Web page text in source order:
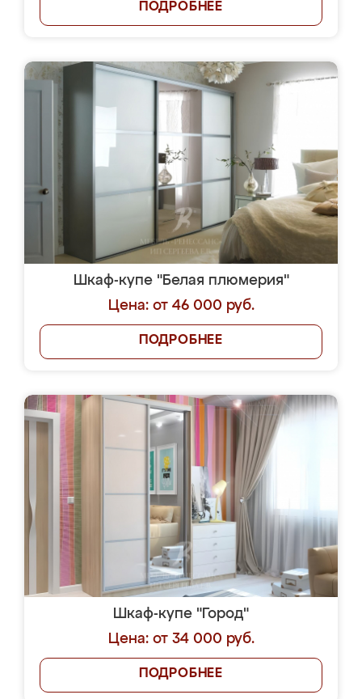
ПОДРОБНЕЕ
Шкаф-купе "Белая плюмерия"
Цена: от 46 000 руб.
ПОДРОБНЕЕ
Шкаф-купе "Город"
Цена: от 34 000 руб.
ПОДРОБНЕЕ